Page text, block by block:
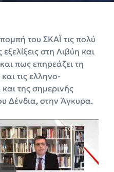
του ΣΚΑΪ τις πολύ
στη Λιβύη και
πως επηρεάζει τη
τις ελληνο-
και της σημερινής
Δένδια, στην Άγκυρα.